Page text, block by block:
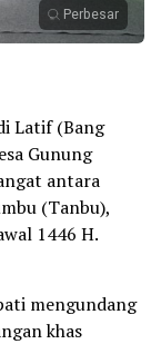
Perbesar
Latif (Bang
Gunung
antara
(Tanbu),
1446 H.
mengundang
khas